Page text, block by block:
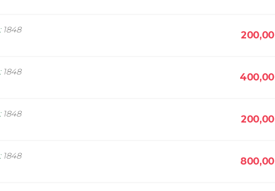
: 1848 200,00
: 1848 400,00
: 1848 200,00
: 1848 800,00